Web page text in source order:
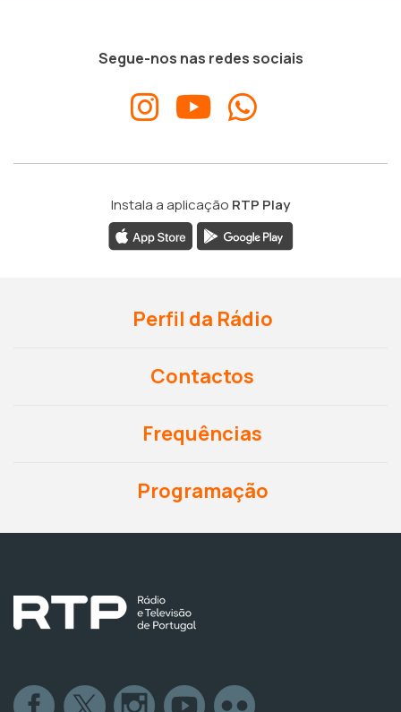
Segue-nos nas redes sociais
Instala a aplicação RTP Play
Perfil da Rádio
Contactos
Frequências
Programação